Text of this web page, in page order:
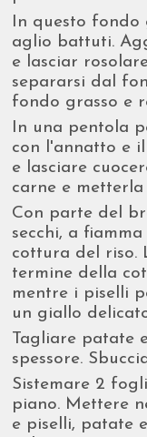
In questo
aglio battuti.
e lasciar
separarsi dal
fondo grasso e
In una pentola
con l'annatto e
e lasciare
carne e
Con parte del
secchi, a
cottura del riso.
termine della
mentre i piselli
un giallo
Tagliare patate
spessore.
Sistemare 2
piano. Mettere
e piselli, patate